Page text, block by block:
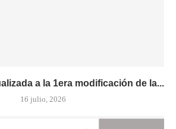
a la 1era modificación de la...
16 julio, 2026